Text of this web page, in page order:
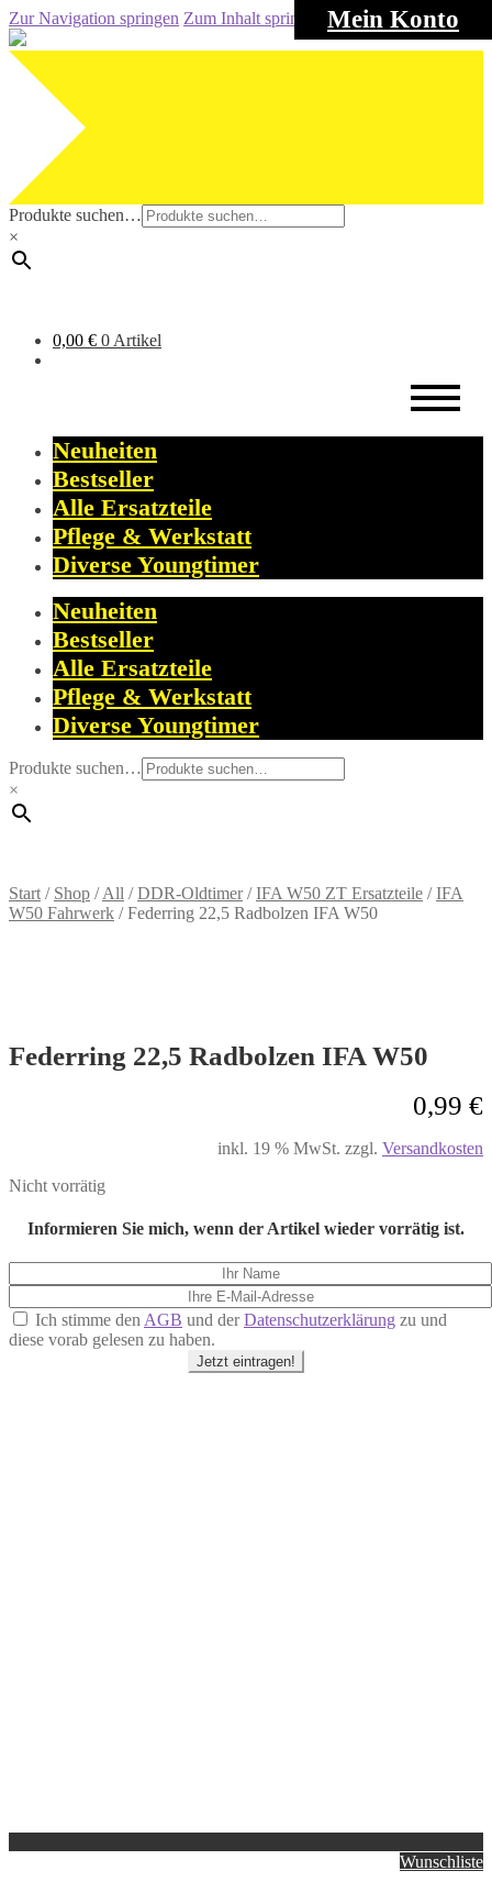
Mein Konto
Zur Navigation springen Zum Inhalt springen
Produkte suchen…
×
0,00 € 0 Artikel
Neuheiten
Bestseller
Alle Ersatzteile
Pflege & Werkstatt
Diverse Youngtimer
Neuheiten
Bestseller
Alle Ersatzteile
Pflege & Werkstatt
Diverse Youngtimer
Produkte suchen…
×
Start / Shop /All /DDR-Oldtimer/IFA W50 ZT Ersatzteile /IFA
W50 Fahrwerk /Federring 22,5 Radbolzen IFA W50
Federring 22,5 Radbolzen IFA W50
0,99 €
inkl. 19 % MwSt. zzgl. Versandkosten
Nicht vorrätig
Informieren Sie mich, wenn der Artikel wieder vorrätig ist.
Ich stimme den AGB und derDatenschutzerklärung zu und
diese vorab gelesen zu haben.
Jetzt eintragen!
Wunschliste